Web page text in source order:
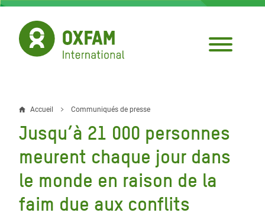
Aller
contenu
principal
Fil
d'Ariane
Accueil Communiqués de presse
Jusqu’à 21 000 personnes
meurent chaque jour dans
le monde en raison de la
faim due aux conflits